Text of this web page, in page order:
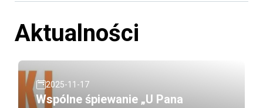
Aktualności
2025-11-17
Wspólne śpiewanie „U Pana